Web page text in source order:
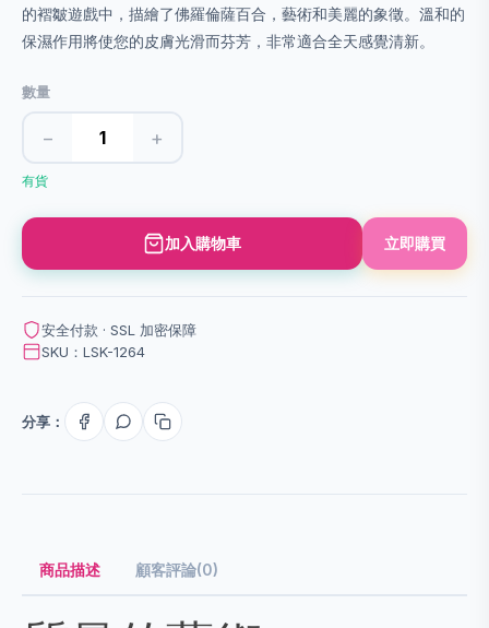
的褶皺遊戲中，描繪了佛羅倫薩百合，藝術和美麗的象徵。溫和的
保濕作用將使您的皮膚光滑而芬芳，非常適合全天感覺清新。
數量
− +
有貨
加入購物車 立即購買
安全付款 · SSL 加密保障
SKU：LSK-1264
分享：
商品描述 顧客評論(0)